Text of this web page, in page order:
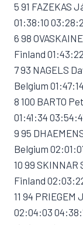
5 91 FAZEKAS
01:38:10
6 98
Finland
7 93 NAGELS
Belgium
8 100 BARTO
01:41:34
9 95
Belgium
10 99 SKINNAR
Finland
11 94
02:04:03